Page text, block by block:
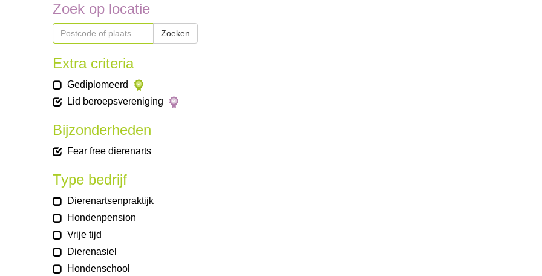
Zoek op locatie
Zoeken
Extra criteria
Gediplomeerd
Lid beroepsvereniging
Bijzonderheden
Fear free dierenarts
Type bedrijf
Dierenartsenpraktijk
Hondenpension
Vrije tijd
Dierenasiel
Hondenschool